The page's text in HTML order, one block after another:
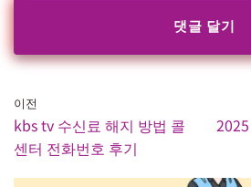
이전
kbs tv 수신료 해지 방법 콜
센터 전화번호 후기